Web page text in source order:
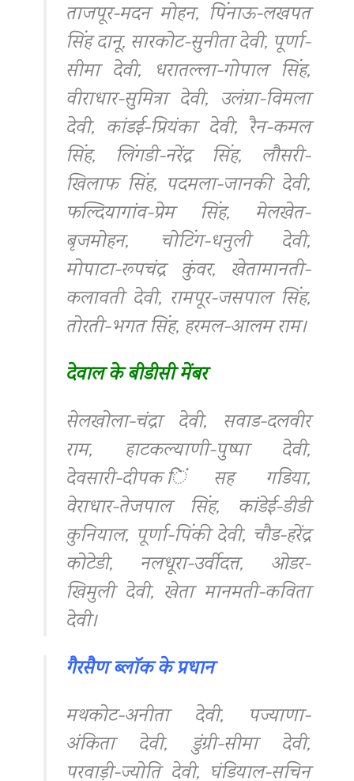
ताजपूर-मदन मोहन, पिंनाऊ-लखपत
सिंह दानू, सारकोट-सुनीता देवी, पूर्णा-
सीमा देवी, धरातल्ला-गोपाल सिंह,
वीराधार-सुमित्रा देवी, उलंग्रा-विमला
देवी, कांडई-प्रियंका देवी, रैन-कमल
सिंह, लिंगडी-नरेंद्र सिंह, लौसरी-
खिलाफ सिंह, पदमला-जानकी देवी,
फल्दियागांव-प्रेम सिंह, मेलखेत-
बृजमोहन, चोटिंग-धनुली देवी,
मोपाटा-रूपचंद्र कुंवर, खेतामानती-
कलावती देवी, रामपूर-जसपाल सिंह,
तोरती-भगत सिंह, हरमल-आलम राम।
देवाल के बीडीसी मेंबर
सेलखोला-चंद्रा देवी, सवाड-दलवीर
राम, हाटकल्याणी-पुष्पा देवी,
देवसारी-दीपक िंसह गडिया,
वेराधार-तेजपाल सिंह, कांडेई-डीडी
कुनियाल, पूर्णा-पिंकी देवी, चौड-हरेंद्र
कोटेडी, नलधूरा-उर्वीदत्त, ओडर-
खिमुली देवी, खेता मानमती-कविता
देवी।
गैरसैण ब्लॉक के प्रधान
मथकोट-अनीता देवी, पज्याणा-
अंकिता देवी, डुंग्री-सीमा देवी,
परवाड़ी-ज्योति देवी, घंडियाल-सचिन